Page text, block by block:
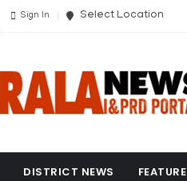
Sign In Select Location
DISTRICT NEWS